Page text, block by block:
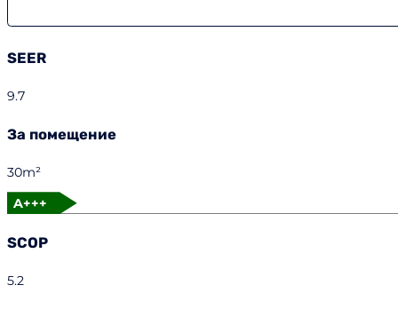
SEER
9.7
За помещение
30m²
A+++
SCOP
5.2